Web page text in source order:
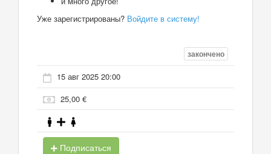
Уже зарегистрированы? Войдите в систему!
закончено
15 авг 2025 20:00
25,00 €
Подписаться